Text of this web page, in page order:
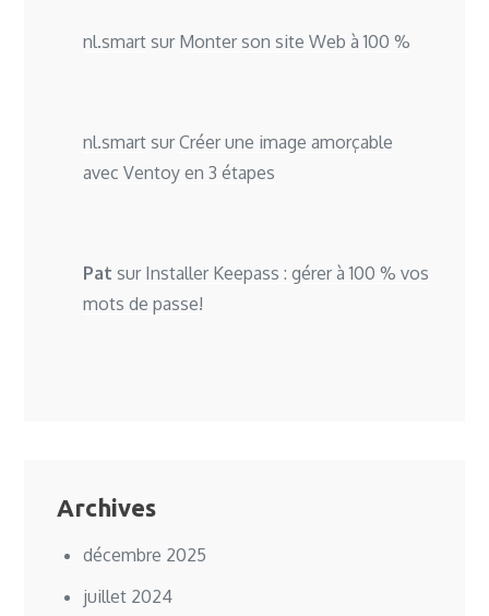
nl.smart sur Monter son site Web à 100 %
nl.smart surCréer une image amorçable
avec Ventoy en 3 étapes
Pat sur Installer Keepass : gérer à 100 % vos
mots de passe!
Archives
décembre 2025
juillet 2024